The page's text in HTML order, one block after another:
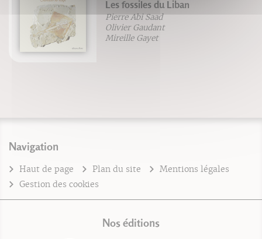
Les fossiles du Liban
Pierre Abi Saad
Olivier Gaudant
Mireille Gayet
Navigation
Haut de page Plan du site
Mentions légales
Gestion des cookies
Nos éditions